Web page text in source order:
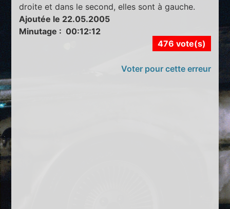
droite et dans le second, elles sont à gauche.
Ajoutée le 22.05.2005
Minutage : 00:12:12
476 vote(s)
Voter pour cette erreur